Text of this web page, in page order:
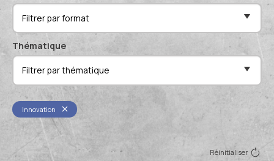
Filtrer par format
Thématique
Filtrer par thématique
Innovation
Réinitialiser